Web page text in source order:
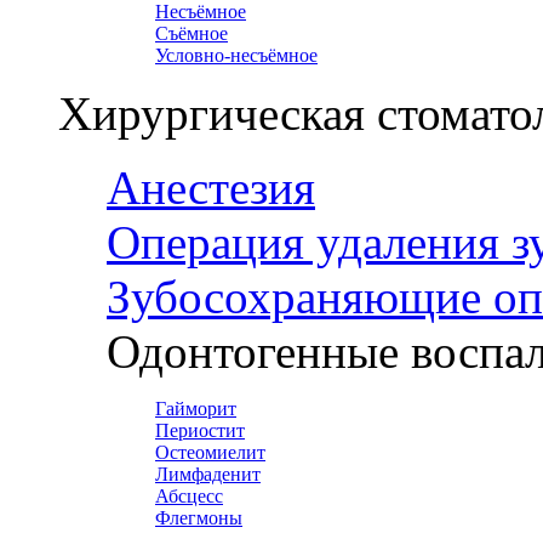
Несъёмное
Съёмное
Условно-несъёмное
Хирургическая
Анестезия
Операция удаления
Зубосохраняющие
Одонтогенные
Гайморит
Периостит
Остеомиелит
Лимфаденит
Абсцесс
Флегмоны